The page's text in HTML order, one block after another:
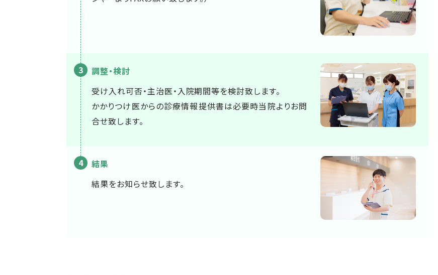
調整・検討
受け入れ可否・主治医・入院期間等を検討致します。
かかりつけ医からの診療情報提供書は必要時当院よりお問
合せ致します。
結果
結果をお知らせ致します。